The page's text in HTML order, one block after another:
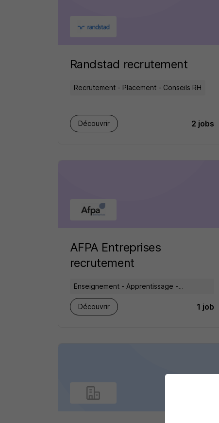
Randstad recrutement
Recrutement - Placement - Conseils RH
Découvrir 2 jobs
AFPA Entreprises
recrutement
Enseignement - Apprentissage -
Formation
Découvrir
1 job